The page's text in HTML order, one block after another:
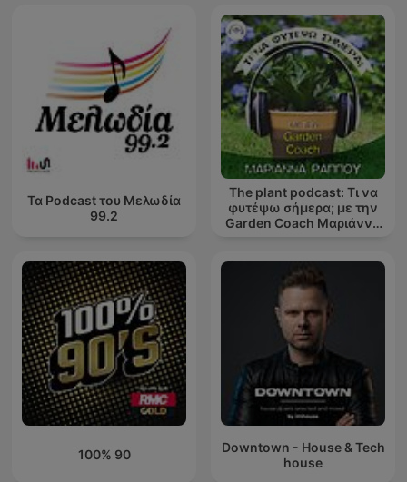
Τα Podcast του Μελωδία
99.2
The plant podcast: Τι να
φυτέψω σήμερα; με την
Garden Coach Μαριάννα
100% 90
Downtown - House & Tech
house